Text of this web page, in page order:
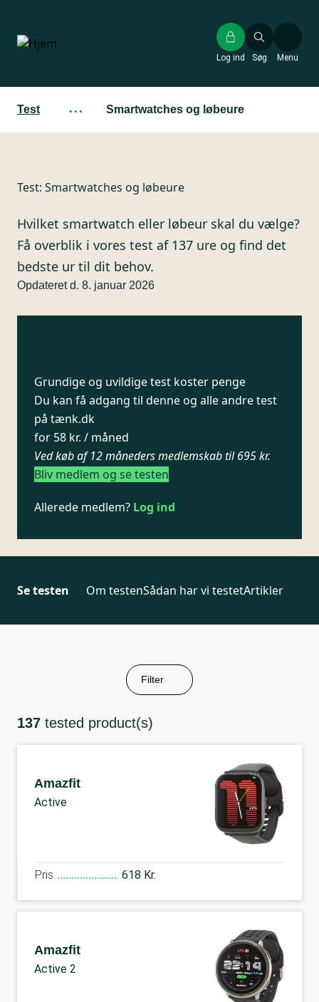
hovedindhold
Søg
Log ind Menu
Test ··· Smartwatches og løbeure
Test: Smartwatches og løbeure
Hvilket smartwatch eller løbeur skal du vælge?
Få overblik i vores test af 137 ure og find det
bedste ur til dit behov.
Opdateret d. 8. januar 2026
Grundige og uvildige test koster penge
Du kan få adgang til denne og alle andre test
på tænk.dk
for 58 kr. / måned
Ved køb af 12 måneders medlemskab til 695 kr.
Bliv medlem og se testen
Allerede medlem? Log ind
Se testen Om testenSådan har vi testetArtikler
Filter
137 tested product(s)
Amazfit
Active
Pris 618 Kr.
Amazfit
Active 2